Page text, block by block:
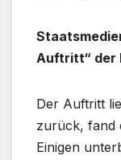
Auftritt“ der
Der Auftritt
zurück, fand
Einigen